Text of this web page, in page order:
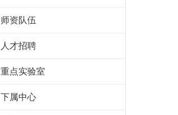
师资队伍
人才招聘
重点实验室
下属中心